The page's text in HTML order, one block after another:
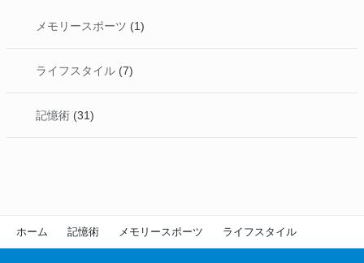
メモリースポーツ (1)
ライフスタイル (7)
記憶術 (31)
ホーム 記憶術 メモリースポーツ ライフスタイル